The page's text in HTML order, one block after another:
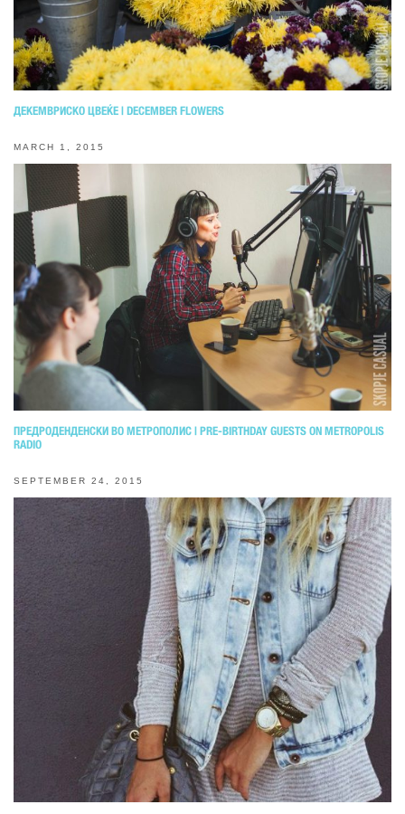
ДЕКЕМВРИСКО ЦВЕЌЕ | DECEMBER FLOWERS
MARCH 1, 2015
ПРЕДРОДЕНДЕНСКИ ВО МЕТРОПОЛИС | PRE-BIRTHDAY GUESTS ON METROPOLIS
RADIO
SEPTEMBER 24, 2015